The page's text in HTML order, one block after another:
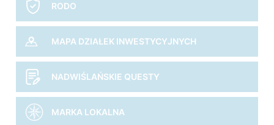
RODO
MAPA DZIAŁEK INWESTYCYJNYCH
NADWIŚLAŃSKIE QUESTY
MARKA LOKALNA